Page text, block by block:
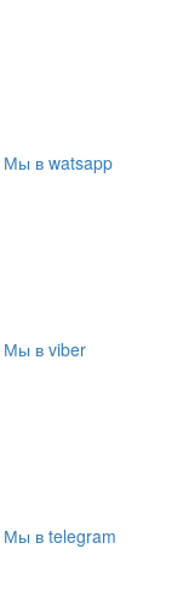
Мы в watsapp
Мы в viber
Мы в telegram